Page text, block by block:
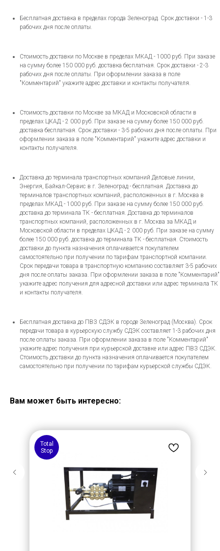
Бесплатная доставка в пределах города Зеленоград. Срок доставки - 1-3
рабочих дня после оплаты.
Стоимость доставки по Москве в пределах МКАД - 1000 руб. При заказе
на сумму более 150 000 руб. доставка бесплатная. Срок доставки - 2-3
рабочих дня после оплаты. При оформлении заказа в поле
"Комментарий" укажите адрес доставки и контакты получателя.
Стоимость доставки по Москве за МКАД и Московской области в
пределах ЦКАД - 2 000 руб. При заказе на сумму более 150 000 руб.
доставка бесплатная. Срок доставки - 3-5 рабочих дня после оплаты. При
оформлении заказа в поле "Комментарий" укажите адрес доставки и
контакты получателя.
Доставка до терминала транспортных компаний Деловые линии,
Энергия, Байкал-Сервис в г. Зеленоград - бесплатная. Доставка до
терминалов транспортных компаний, расположенных в г. Москва в
пределах МКАД - 1000 руб. При заказе на сумму более 150 000 руб.
доставка до терминала ТК - бесплатная. Доставка до терминалов
транспортных компаний, расположенных в г. Москва за МКАД и
Московской области в пределах ЦКАД - 2 000 руб. При заказе на сумму
более 150 000 руб. доставка до терминала ТК - бесплатная. Стоимость
доставки до пункта назначения оплачивается покупателем
самостоятельно при получении по тарифам транспортной компании.
Срок передачи товара в транспортную компанию составляет 3-5 рабочих
дня после оплаты заказа. При оформлении заказа в поле "Комментарий"
укажите адрес получения для адресной доставки или адрес терминала ТК
и контакты получателя.
Бесплатная доставка до ПВЗ СДЭК в городе Зеленоград (Москва). Срок
передачи товара в курьерскую службу СДЭК составляет 1-3 рабочих дня
после оплаты заказа. При оформлении заказа в поле "Комментарий"
укажите адрес получения при курьерской доставке или адрес ПВЗ СДЭК.
Стоимость доставки до пункта назначения оплачивается покупателем
самостоятельно при получении по тарифам курьерской службы СДЭК.
Вам может быть интересно:
Total
Stop